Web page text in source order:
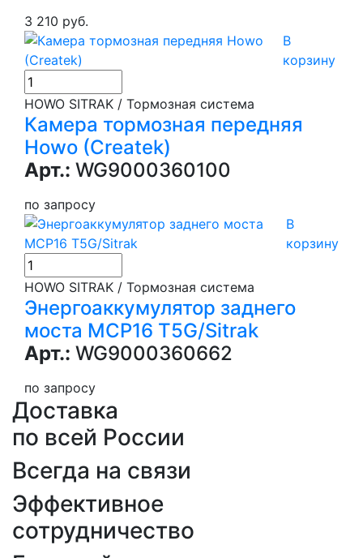
3 210 руб.
В
корзину
HOWO SITRAK / Тормозная система
Камера тормозная передняя
Howo (Createk)
Арт.: WG9000360100
по запросу
В
корзину
HOWO SITRAK / Тормозная система
Энергоаккумулятор заднего
моста MCP16 T5G/Sitrak
Арт.: WG9000360662
по запросу
Доставка
по всей России
Всегда на связи
Эффективное
сотрудничество